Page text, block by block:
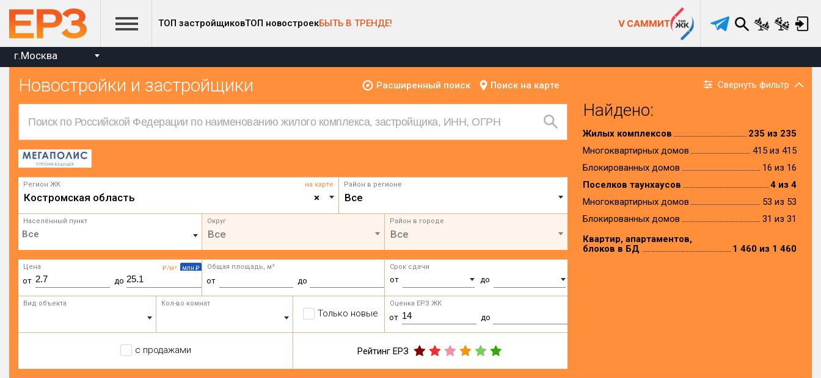
ТОП застройщиковТОП новостроекБЫТЬ В ТРЕНДЕ! V САММИТ
г.Москва
Новостройки и застройщики Расширенный поиск Поиск на карте Свернуть фильтр
Регион ЖК на карте
×
Костромская область
Район в регионе
Все
Населённый пункт Округ
Все
Район в городе
Все
₽/м² млн ₽
Цена
от до
Общая площадь, м²
от до
Срок сдачи
от до
Вид объекта Кол-во комнат
Только новые
Оценка ЕРЗ ЖК
от до
с продажами Рейтинг ЕРЗ
Найдено:
Жилых комплексов
235 из 235
Многоквартирных домов
415 из 415
Блокированных домов
16 из 16
Поселков таунхаусов
4 из 4
Многоквартирных домов
53 из 53
Блокированных домов
31 из 31
Квартир, апартаментов,
блоков в БД
1 460 из 1 460